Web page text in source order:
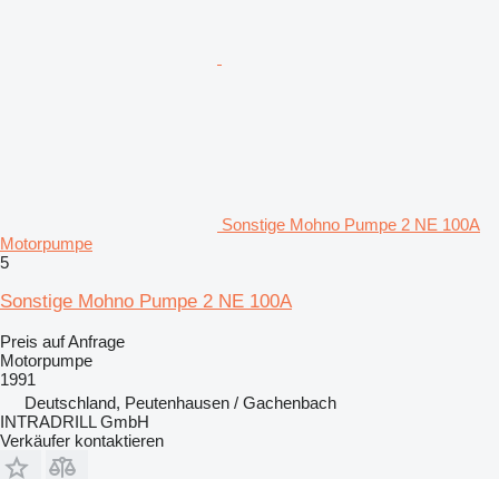
Sonstige Mohno Pumpe 2 NE 100A
Motorpumpe
5
Sonstige Mohno Pumpe 2 NE 100A
Preis auf Anfrage
Motorpumpe
1991
Deutschland, Peutenhausen / Gachenbach
INTRADRILL GmbH
Verkäufer kontaktieren